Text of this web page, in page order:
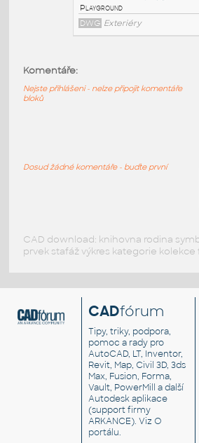
DWG Exteriéry
DWG Exteriéry
DWG Exteriéry
Komentáře:
Nejste přihlášeni - nelze připojit komentáře
bloků
Dosud žádné komentáře - buďte první
CAD download: knihovna rodina
prvek stafáž výkres kategorie
CADfórum
Tipy, triky, podpora,
pomoc a rady pro
AutoCAD, LT, Inventor,
Revit, Map, Civil 3D, 3ds
Max, Fusion, Forma,
Vault, PowerMill a další
Autodesk aplikace
(support firmy
ARKANCE). VizO
portálu.